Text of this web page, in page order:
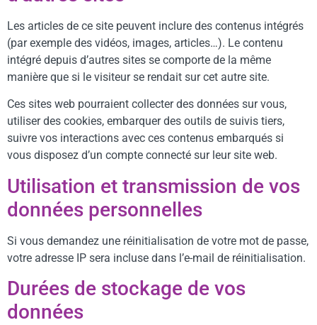
Les articles de ce site peuvent inclure des contenus intégrés
(par exemple des vidéos, images, articles…). Le contenu
intégré depuis d’autres sites se comporte de la même
manière que si le visiteur se rendait sur cet autre site.
Ces sites web pourraient collecter des données sur vous,
utiliser des cookies, embarquer des outils de suivis tiers,
suivre vos interactions avec ces contenus embarqués si
vous disposez d’un compte connecté sur leur site web.
Utilisation et transmission de vos
données personnelles
Si vous demandez une réinitialisation de votre mot de passe,
votre adresse IP sera incluse dans l’e-mail de réinitialisation.
Durées de stockage de vos
données